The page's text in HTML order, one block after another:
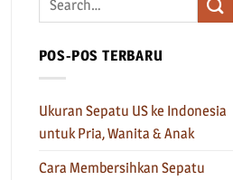
POS-POS TERBARU
Ukuran Sepatu US ke Indonesia
untuk Pria, Wanita & Anak
Cara Membersihkan Sepatu